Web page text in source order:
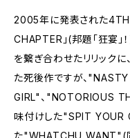
2005年に発表された4TH
CHAPTER」(邦題「狂宴」
を繋ぎ合わせたリリック
た死後作ですが、
GIRL"、"NOTORIOUS
味付けした"SPIT YOUR
た"WHATCHU WANT"(